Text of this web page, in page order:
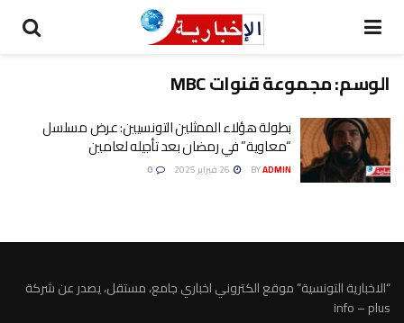
الوسم:مجموعة قنوات MBC
بطولة هؤلاء الممثلين التونسيين: عرض مسلسل
“معاوية” في رمضان بعد تأجيله لعامين
BYADMIN
“الاخبارية التونسية” موقع الكتروني اخباري جامع، مستقل، يصدر عن شركة
info – plus